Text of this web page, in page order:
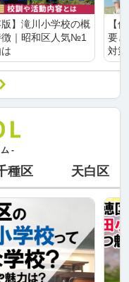
版】滝川小学校の概
｜昭和区人気№1
【
要
対
-
種区 天白区